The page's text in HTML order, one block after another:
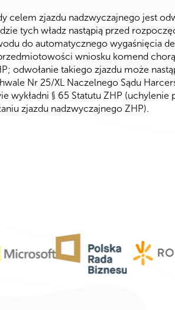
celem zjazdu nadzwyczajnego jest
tych władz nastąpią przed
do automatycznego wygaśnięcia
wniosku komend
odwołanie takiego zjazdu może
Nr 25/XL Naczelnego Sądu
wykładni § 65 Statutu ZHP (uchylenie
zjazdu nadzwyczajnego ZHP).